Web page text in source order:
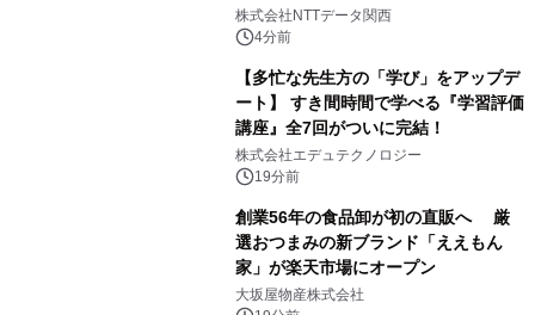
人認証と デジタルデバイド対策で実現
～
株式会社NTTデータ関西
4分前
【多忙な先生方の「学び」をアップデ
ート】 すき間時間で学べる『学習評価
講座』全7回がついに完結！
株式会社エデュテクノロジー
19分前
創業56年の食品卸が初の直販へ 厳
選おつまみの新ブランド「ええもん
家」が楽天市場にオープン
大坂屋物産株式会社